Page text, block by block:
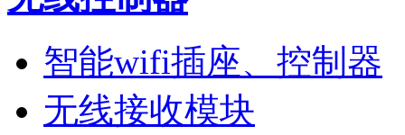
智能wifi插座、控制器
无线接收模块